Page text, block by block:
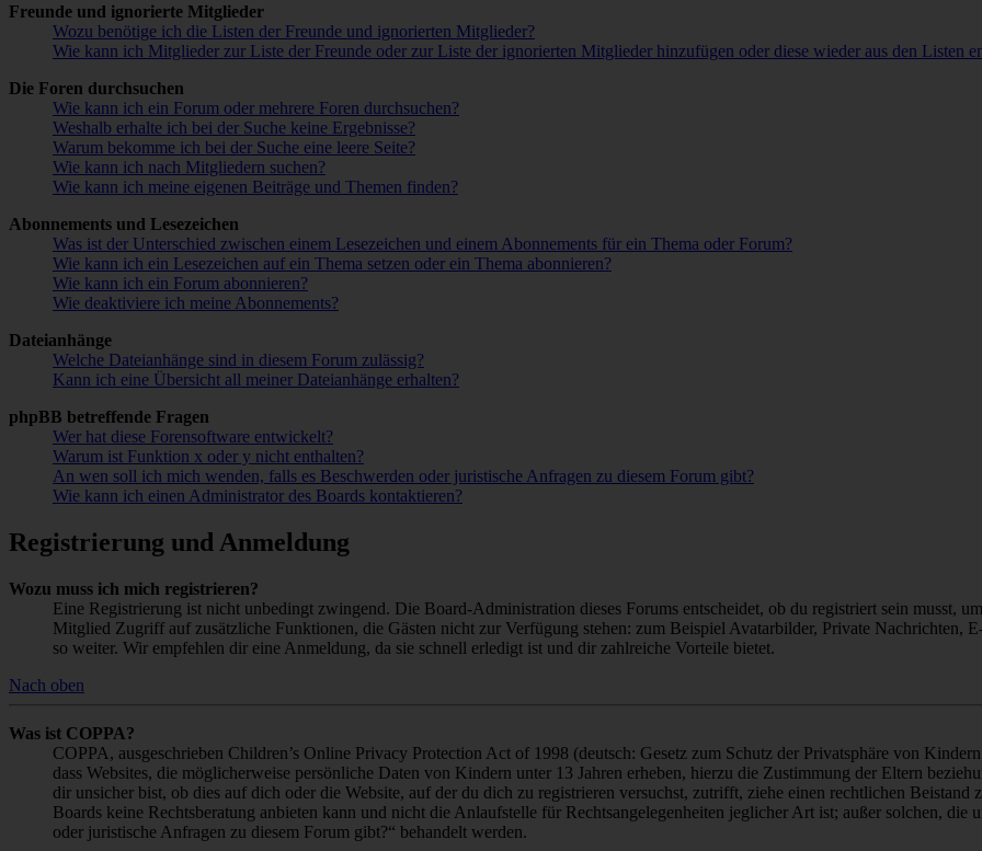
Freunde und ignorierte Mitglieder
Wozu benötige ich die Listen der Freunde und ignorierten Mitglieder?
Wie kann ich Mitglieder zur Liste der Freunde oder zur Liste der ignorierten Mitglieder hinzufügen oder diese wieder aus den Listen
Die Foren durchsuchen
Wie kann ich ein Forum oder mehrere Foren durchsuchen?
Weshalb erhalte ich bei der Suche keine Ergebnisse?
Warum bekomme ich bei der Suche eine leere Seite?
Wie kann ich nach Mitgliedern suchen?
Wie kann ich meine eigenen Beiträge und Themen finden?
Abonnements und Lesezeichen
Was ist der Unterschied zwischen einem Lesezeichen und einem Abonnements für ein Thema oder Forum?
Wie kann ich ein Lesezeichen auf ein Thema setzen oder ein Thema abonnieren?
Wie kann ich ein Forum abonnieren?
Wie deaktiviere ich meine Abonnements?
Dateianhänge
Welche Dateianhänge sind in diesem Forum zulässig?
Kann ich eine Übersicht all meiner Dateianhänge erhalten?
phpBB betreffende Fragen
Wer hat diese Forensoftware entwickelt?
Warum ist Funktion x oder y nicht enthalten?
An wen soll ich mich wenden, falls es Beschwerden oder juristische Anfragen zu diesem Forum gibt?
Wie kann ich einen Administrator des Boards kontaktieren?
Registrierung und Anmeldung
Wozu muss ich mich registrieren?
Eine Registrierung ist nicht unbedingt zwingend. Die Board-Administration dieses Forums entscheidet, ob du registriert sein musst,
Mitglied Zugriff auf zusätzliche Funktionen, die Gästen nicht zur Verfügung stehen: zum Beispiel Avatarbilder, Private Nachrichten,
so weiter. Wir empfehlen dir eine Anmeldung, da sie schnell erledigt ist und dir zahlreiche Vorteile bietet.
Nach oben
Was ist COPPA?
COPPA, ausgeschrieben Children’s Online Privacy Protection Act of 1998 (deutsch: Gesetz zum Schutz der Privatsphäre von
dass Websites, die möglicherweise persönliche Daten von Kindern unter 13 Jahren erheben, hierzu die Zustimmung der Eltern
dir unsicher bist, ob dies auf dich oder die Website, auf der du dich zu registrieren versuchst, zutrifft, ziehe einen rechtlichen
Boards keine Rechtsberatung anbieten kann und nicht die Anlaufstelle für Rechtsangelegenheiten jeglicher Art ist; außer solchen,
oder juristische Anfragen zu diesem Forum gibt?“ behandelt werden.